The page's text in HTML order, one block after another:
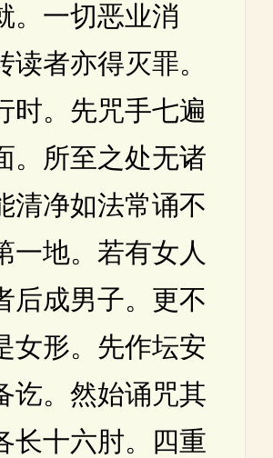
。一切恶业消
读者亦得灭罪。
时。先咒手七遍
。所至之处无诸
清净如法常诵不
一地。若有女人
后成男子。更不
女形。先作坛安
讫。然始诵咒其
长十六肘。四重